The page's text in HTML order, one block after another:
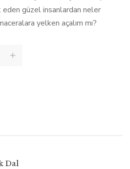
güzel insanlardan neler
yelken açalım mı?
Dal